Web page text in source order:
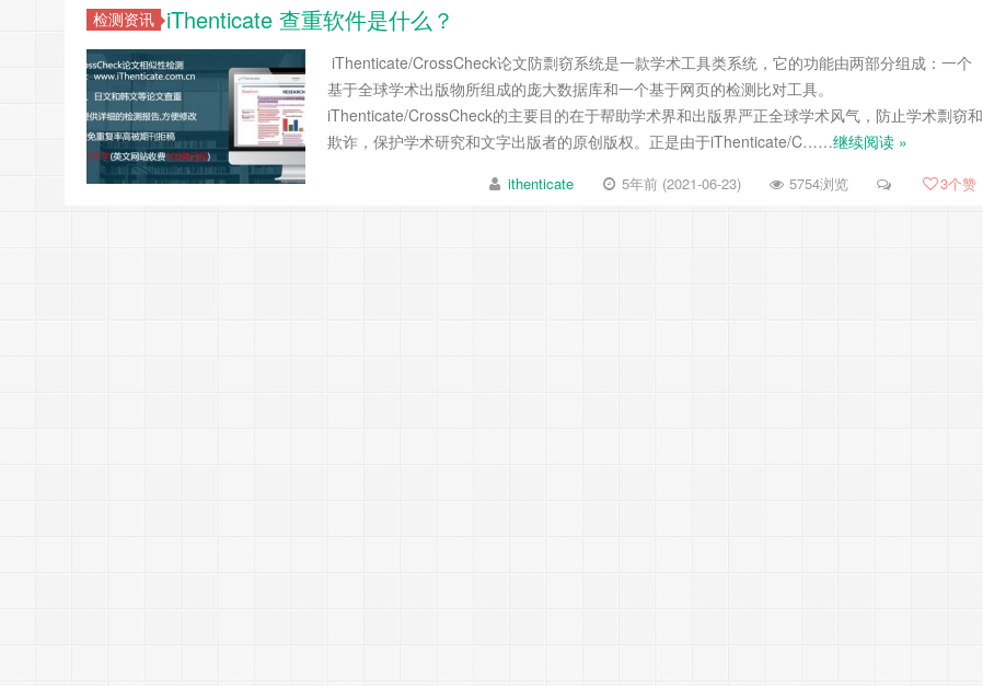
检测资讯 iThenticate 查重软件是什么？
iThenticate/CrossCheck论文防剽窃系统是一款学术工具类系统，它的功能由两部分组成：一个
基于全球学术出版物所组成的庞大数据库和一个基于网页的检测比对工具。
iThenticate/CrossCheck的主要目的在于帮助学术界和出版界严正全球学术风气，防止学术剽窃和
欺诈，保护学术研究和文字出版者的原创版权。正是由于iThenticate/C……继续阅读 »
ithenticate 5年前 (2021-06-23) 5754浏览 3个赞